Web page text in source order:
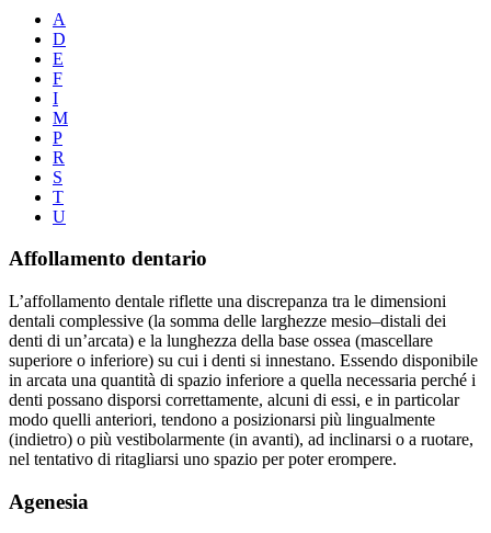
A
D
E
F
I
M
P
R
S
T
U
Affollamento dentario
L’affollamento dentale riflette una discrepanza tra le dimensioni
dentali complessive (la somma delle larghezze mesio–distali dei
denti di un’arcata) e la lunghezza della base ossea (mascellare
superiore o inferiore) su cui i denti si innestano. Essendo disponibile
in arcata una quantità di spazio inferiore a quella necessaria perché i
denti possano disporsi correttamente, alcuni di essi, e in particolar
modo quelli anteriori, tendono a posizionarsi più lingualmente
(indietro) o più vestibolarmente (in avanti), ad inclinarsi o a ruotare,
nel tentativo di ritagliarsi uno spazio per poter erompere.
Agenesia